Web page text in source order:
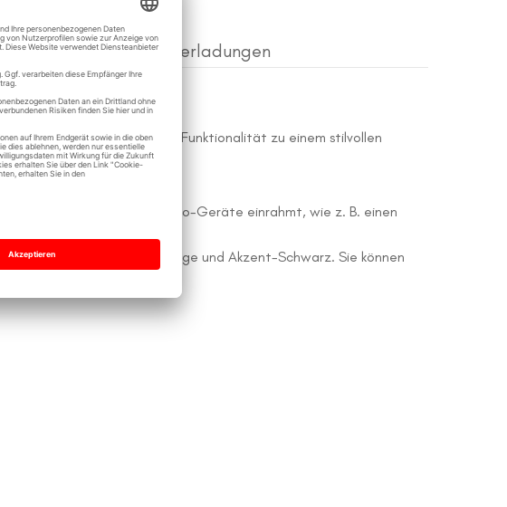
Herunterladungen
Produkt wird neben seiner Funktionalität zu einem stilvollen
Restaurants.
beliebige OneKeyElectro-Geräte einrahmt, wie z. B. einen
Grau, warmes Beige und Akzent-Schwarz. Sie können